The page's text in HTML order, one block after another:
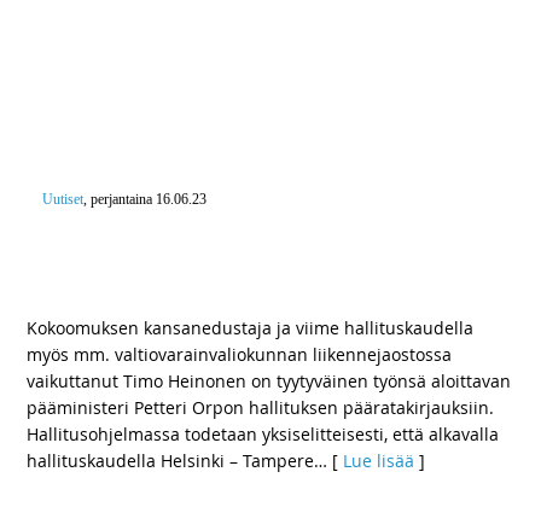
Uutiset, perjantaina 16.06.23
Kokoomuksen kansanedustaja ja viime hallituskaudella
myös mm. valtiovarainvaliokunnan liikennejaostossa
vaikuttanut Timo Heinonen on tyytyväinen työnsä aloittavan
pääministeri Petteri Orpon hallituksen pääratakirjauksiin.
Hallitusohjelmassa todetaan yksiselitteisesti, että alkavalla
hallituskaudella Helsinki – Tampere… [ Lue lisää ]